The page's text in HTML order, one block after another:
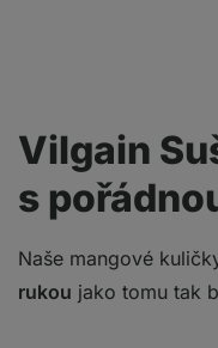
Vilgain
s
Naše mangové
rukou jako tomu tak